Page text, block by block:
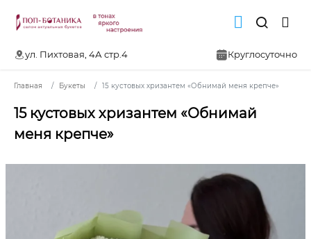
ул. Пихтовая, 4А стр.4 Круглосуточно
Главная Букеты 15 кустовых хризантем «Обнимай меня крепче»
15 кустовых хризантем «Обнимай
меня крепче»